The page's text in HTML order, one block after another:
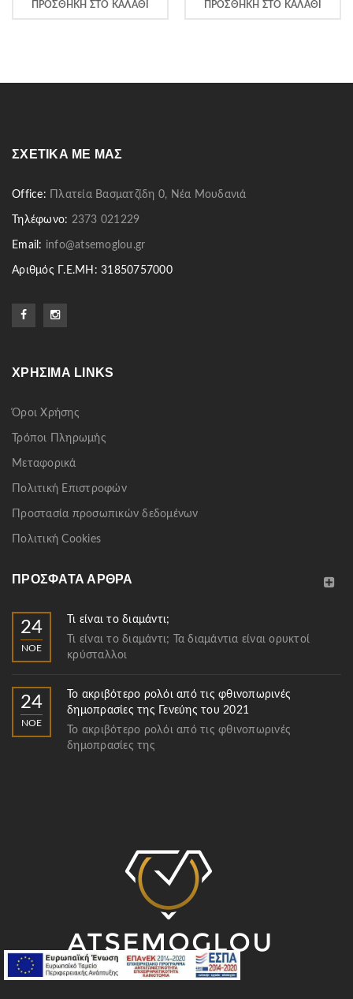
ΠΡΟΣΘΉΚΗ ΣΤΟ ΚΑΛΆΘΙ ΠΡΟΣΘΉΚΗ ΣΤΟ ΚΑΛΆΘΙ
ΣΧΕΤΙΚΆ ΜΕ ΜΑΣ
Office: Πλατεία Βασματζίδη 0, Νέα Μουδανιά
Τηλέφωνο: 2373 021229
Email: info@atsemoglou.gr
Αριθμός Γ.Ε.ΜΗ: 31850757000
ΧΡΉΣΙΜΑ LINKS
Όροι Χρήσης
Τρόποι Πληρωμής
Μεταφορικά
Πολιτική Επιστροφών
Προστασία προσωπικών δεδομένων
Πολιτική Cookies
ΠΡΌΣΦΑΤΑ ΆΡΘΡΑ
24
ΝΟΈ
Τι είναι το διαμάντι;
Τι είναι το διαμάντι; Τα διαμάντια είναι ορυκτοί
κρύσταλλοι
24
ΝΟΈ
Το ακριβότερο ρολόι από τις φθινοπωρινές
δημοπρασίες της Γενεύης του 2021
Το ακριβότερο ρολόι από τις φθινοπωρινές
δημοπρασίες της